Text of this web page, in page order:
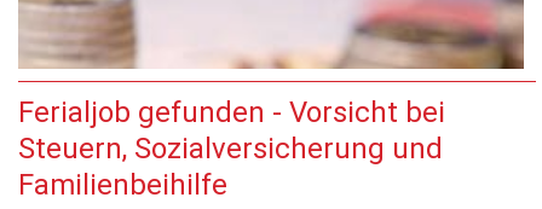
Ferialjob gefunden - Vorsicht bei
Steuern, Sozialversicherung und
Familienbeihilfe